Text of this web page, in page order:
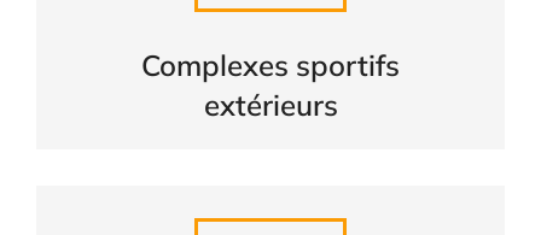
Complexes sportifs
extérieurs
CONSULTER